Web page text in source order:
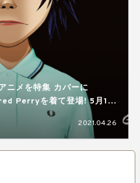
ニメを特集 カバーに
Perryを着て登場! 5月1日
2021.04.26